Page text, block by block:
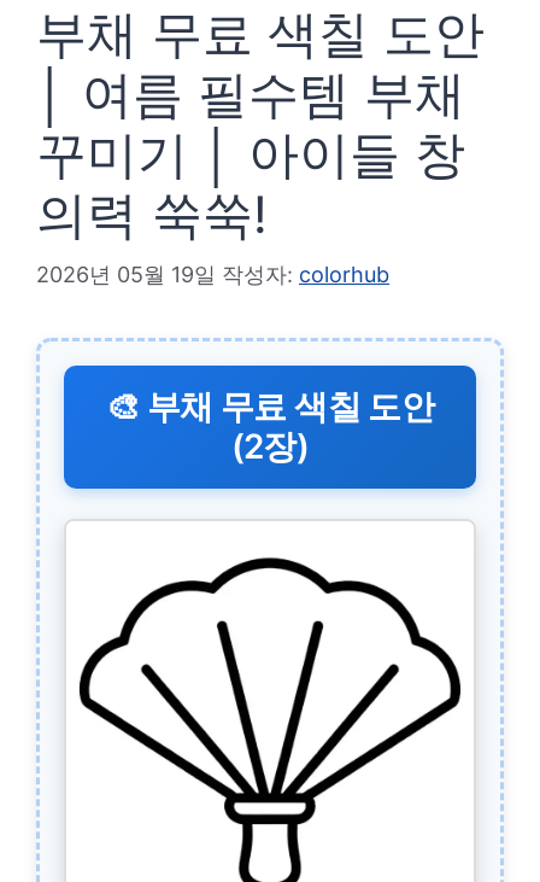
부채 무료 색칠 도안
│ 여름 필수템 부채
꾸미기 │ 아이들 창
의력 쑥쑥!
2026년 05월 19일 작성자: colorhub
🎨 부채 무료 색칠 도안
(2장)